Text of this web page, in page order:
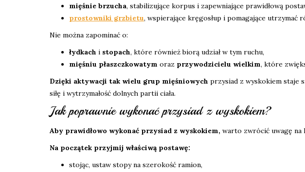
mięśnie brzucha, stabilizujące korpus i zapewniające prawidłową
prostowniki grzbietu, wspierające kręgosłup i pomagające utrzymać
Nie można zapominać o:
łydkach i stopach, które również biorą udział w tym ruchu,
mięśniu płaszczkowatym oraz przywodzicielu wielkim, które
Dzięki aktywacji tak wielu grup mięśniowych przysiad z wyskokiem staje
siłę i wytrzymałość dolnych partii ciała.
Jak poprawnie wykonać przysiad z wyskokiem?
Aby prawidłowo wykonać przysiad z wyskokiem, warto zwrócić uwagę na
Na początek przyjmij właściwą postawę:
stojąc, ustaw stopy na szerokość ramion,